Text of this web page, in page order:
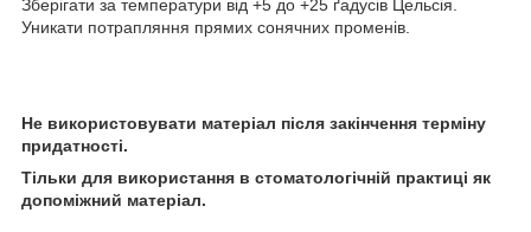
Зберігати за температури від +5 до +25 ґадусів Цельсія.
Уникати потрапляння прямих сонячних променів.
Не використовувати матеріал після закінчення терміну
придатності.
Тільки для використання в стоматологічній практиці як
допоміжний матеріал.